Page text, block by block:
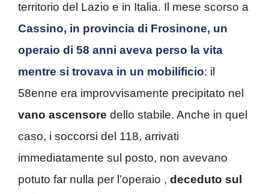
territorio del Lazio e in Italia. Il mese scorso a
Cassino, in provincia di Frosinone, un
operaio di 58 anni aveva perso la vita
mentre si trovava in un mobilificio: il
58enne era improvvisamente precipitato nel
vano ascensore dello stabile. Anche in quel
caso, i soccorsi del 118, arrivati
immediatamente sul posto, non avevano
potuto far nulla per l’operaio , deceduto sul